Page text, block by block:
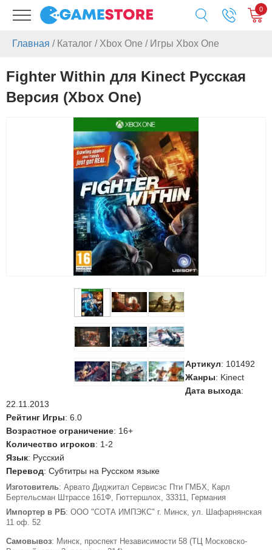
0
Главная / Каталог / Xbox One / Игры Xbox One
Fighter Within для Kinect Русская
Версия (Xbox One)
Артикул: 101492
Жанры: Kinect
Дата выхода:
22.11.2013
Рейтинг Игры: 6.0
Возрастное ограничение: 16+
Количество игроков: 1-2
Язык: Русский
Перевод: Субтитры на Русском языке
Изготовитель: Арвато Диджитал Сервисэс Пти ГМБХ, Карл
Бертельсман Штрассе 161Ф, Гюттершлох, 33311, Германия
Импортер в РБ: ООО "СОТА ИМПЭКС" г. Минск, ул. Шафарнянская
11 оф. 52
Самовывоз: Минск, проспект Независимости 58 (ТЦ Московско-